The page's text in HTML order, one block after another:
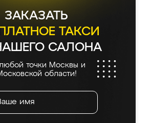
ЗАКАЗАТЬ
ТАКСИ
САЛОНА
точки Москвы и
области!